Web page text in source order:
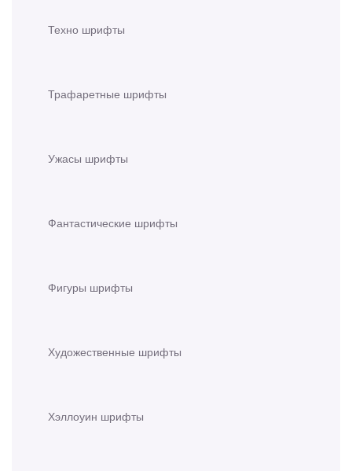
Техно шрифты
Трафаретные шрифты
Ужасы шрифты
Фантастические шрифты
Фигуры шрифты
Художественные шрифты
Хэллоуин шрифты